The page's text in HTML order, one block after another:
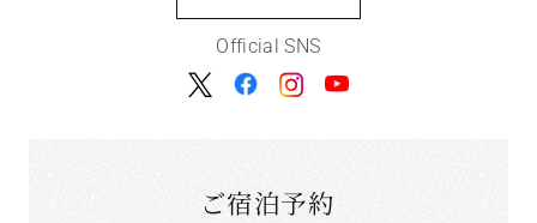
Official SNS
ご宿泊予約